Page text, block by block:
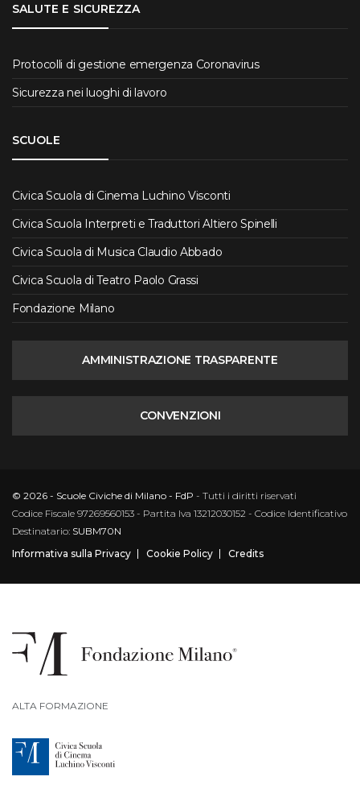
SALUTE E SICUREZZA
Protocolli di gestione emergenza Coronavirus
Sicurezza nei luoghi di lavoro
SCUOLE
Civica Scuola di Cinema Luchino Visconti
Civica Scuola Interpreti e Traduttori Altiero Spinelli
Civica Scuola di Musica Claudio Abbado
Civica Scuola di Teatro Paolo Grassi
Fondazione Milano
AMMINISTRAZIONE TRASPARENTE
CONVENZIONI
© 2026 - Scuole Civiche di Milano - FdP - Tutti i diritti riservati
Codice Fiscale 97269560153 - Partita Iva 13212030152 - Codice Identificativo
Destinatario: SUBM70N
Informativa sulla Privacy
Cookie Policy Credits
ALTA FORMAZIONE